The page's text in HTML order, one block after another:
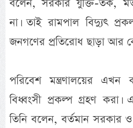
বলেন, সরকার যুক্তি-তর্ক,
না। তাই রামপাল বিদ্যুৎ
জনগণের প্রতিরোধ ছাড়া আর
পরিবেশ মন্ত্রণালয়ের এখন
বিধ্বংসী প্রকল্প গ্রহণ
তিনি বলেন, বর্তমান